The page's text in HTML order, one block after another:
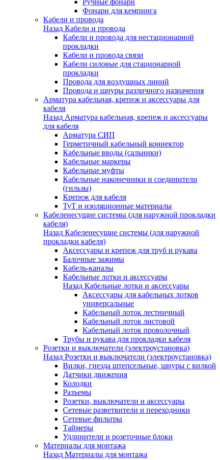
Ручные фонари
Фонари для кемпинга
Кабели и провода
Назад Кабели и провода
Кабели и провода для нестационарной
прокладки
Кабели и провода связи
Кабели силовые для стационарной
прокладки
Провода для воздушных линий
Провода и шнуры различного назначения
Арматура кабельная, крепеж и аксессуары для
кабеля
Назад Арматура кабельная, крепеж и аксессуары
для кабеля
Арматура СИП
Герметичный кабельный коннектор
Кабельные вводы (сальники)
Кабельные маркеры
Кабельные муфты
Кабельные наконечники и соединители
(гильзы)
Крепеж для кабеля
ТуТ и изоляционные материалы
Кабеленесущие системы (для наружной прокладки
кабеля)
Назад Кабеленесущие системы (для наружной
прокладки кабеля)
Аксессуары и крепеж для труб и рукава
Балочные зажимы
Кабель-каналы
Кабельные лотки и аксессуары
Назад Кабельные лотки и аксессуары
Аксессуары для кабельных лотков
универсальные
Кабельный лоток лестничный
Кабельный лоток листовой
Кабельный лоток проволочный
Трубы и рукава для прокладки кабеля
Розетки и выключатели (электроустановка)
Назад Розетки и выключатели (электроустановка)
Вилки, гнезда штепсельные, шнуры с вилкой
Датчики движения
Колодки
Разъемы
Розетки, выключатели и аксессуары
Сетевые разветвители и переходники
Сетевые фильтры
Таймеры
Удлинители и розеточные блоки
Материалы для монтажа
Назад Материалы для монтажа